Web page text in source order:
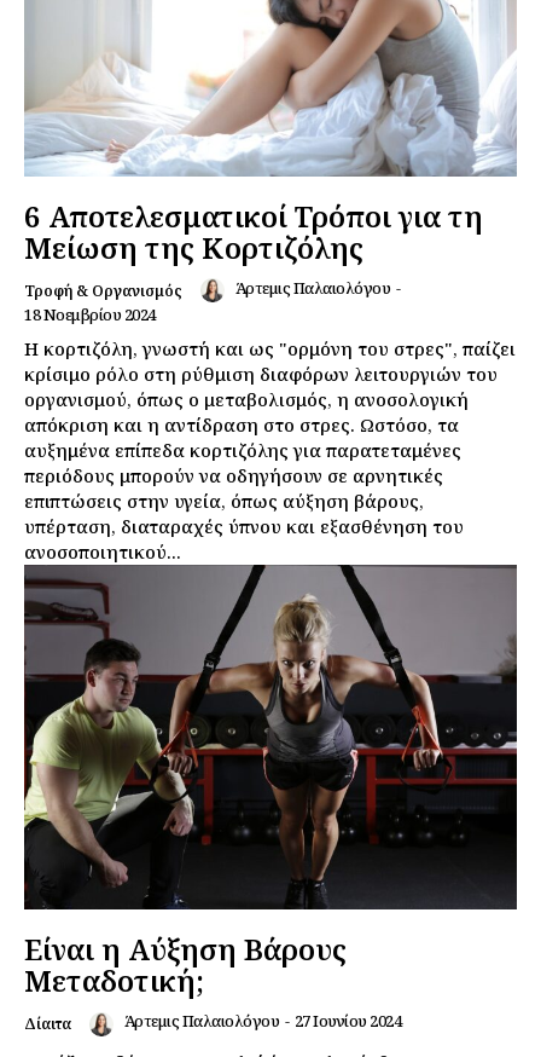
6 Αποτελεσματικοί Τρόποι για τη
Μείωση της Κορτιζόλης
Τροφή & Οργανισμός Άρτεμις Παλαιολόγου -
18 Νοεμβρίου 2024
Η κορτιζόλη, γνωστή και ως "ορμόνη του στρες", παίζει
κρίσιμο ρόλο στη ρύθμιση διαφόρων λειτουργιών του
οργανισμού, όπως ο μεταβολισμός, η ανοσολογική
απόκριση και η αντίδραση στο στρες. Ωστόσο, τα
αυξημένα επίπεδα κορτιζόλης για παρατεταμένες
περιόδους μπορούν να οδηγήσουν σε αρνητικές
επιπτώσεις στην υγεία, όπως αύξηση βάρους,
υπέρταση, διαταραχές ύπνου και εξασθένηση του
ανοσοποιητικού...
Είναι η Αύξηση Βάρους
Μεταδοτική;
Δίαιτα Άρτεμις Παλαιολόγου - 27 Ιουνίου 2024